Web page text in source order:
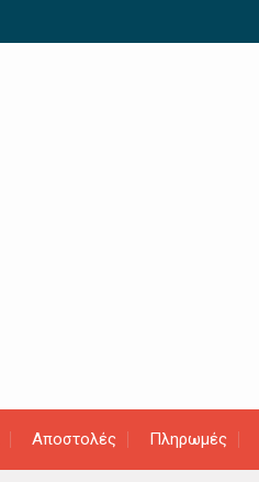
Αποστολές Πληρωμές